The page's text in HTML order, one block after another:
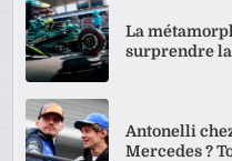
La
surprendre la
Antonelli
Mercedes ?